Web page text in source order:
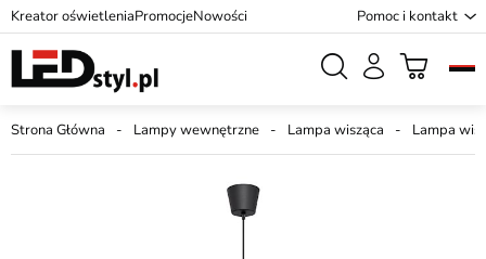
Kreator oświetleniaPromocjeNowości Pomoc i kontakt
Strona Główna Lampy wewnętrzne Lampa wisząca Lampa